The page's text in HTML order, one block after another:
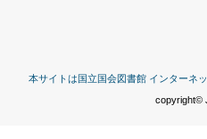
本サイトは国立国会図書館 インターネ
copyright©